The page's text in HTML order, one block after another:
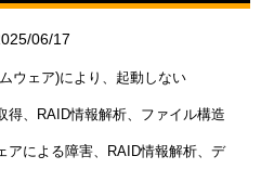
06/17
ウェア)により、起動しない
得、RAID情報解析、ファイル構造
アによる障害、RAID情報解析、デ